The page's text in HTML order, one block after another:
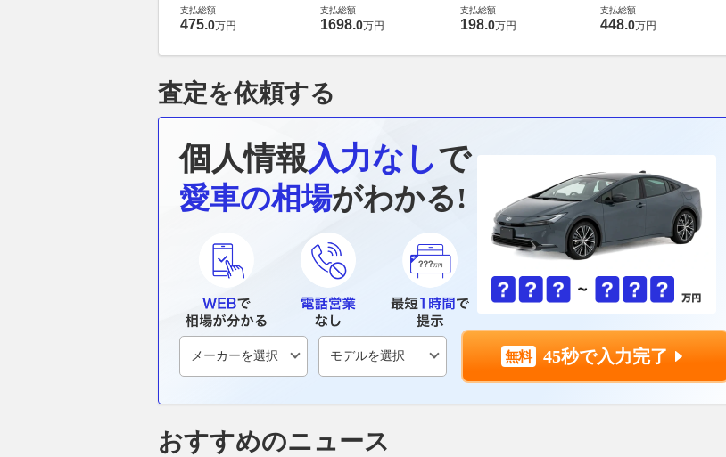
支払総額
475.0万円
支払総額
1698.0万円
6.0 4WD
支払総額
198.0万円
支払総額
448.0万円
査定を依頼する
個人情報入力なしで
愛車の相場がわかる!
45秒で入力完了
おすすめのニュース